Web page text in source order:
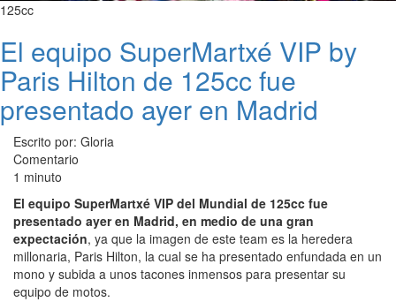
125cc
El equipo SuperMartxé VIP by
Paris Hilton de 125cc fue
presentado ayer en Madrid
Escrito por: Gloria
Comentario
1 minuto
El equipo SuperMartxé VIP del Mundial de 125cc fue
presentado ayer en Madrid, en medio de una gran
expectación, ya que la imagen de este team es la heredera
millonaria, Paris Hilton, la cual se ha presentado enfundada en un
mono y subida a unos tacones inmensos para presentar su
equipo de motos.